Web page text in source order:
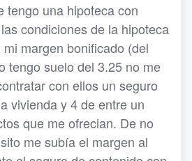
tengo una hipoteca con
condiciones de la hipoteca
margen bonificado (del
tengo suelo del 3.25 no me
con ellos un seguro
vivienda y 4 de entre un
que me ofrecian. De no
me subía el margen al